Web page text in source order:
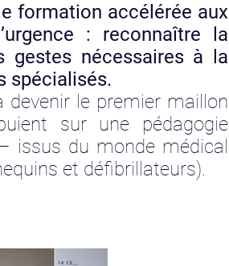
formation accélérée aux
: reconnaître la
gestes nécessaires à la
spécialisés.
devenir le premier maillon
sur une pédagogie
issus du monde médical
et défibrillateurs).